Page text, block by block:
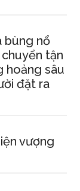
bùng nổ
tận
hoảng sâu
đặt ra
vượng